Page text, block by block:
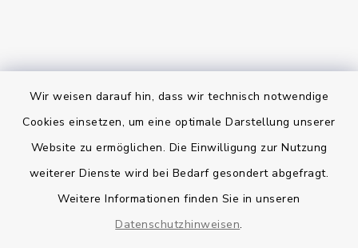
Wir weisen darauf hin, dass wir technisch notwendige
Cookies einsetzen, um eine optimale Darstellung unserer
Website zu ermöglichen. Die Einwilligung zur Nutzung
weiterer Dienste wird bei Bedarf gesondert abgefragt.
Weitere Informationen finden Sie in unseren
Datenschutzhinweisen.
Bankverbindung
Barrierefreiheit